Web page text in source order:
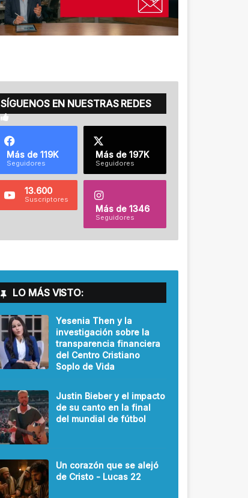
SÍGUENOS EN NUESTRAS REDES
Más de 119K
Seguidores
Más de 197K
Seguidores
13.600
Suscriptores
Más de 1346
Seguidores
LO MÁS VISTO:
Yesenia Then y la
investigación sobre la
transparencia financiera
del Centro Cristiano
Soplo de Vida
Justin Bieber y el impacto
de su canto en la final
del mundial de fútbol
Un corazón que se alejó
de Cristo - Lucas 22